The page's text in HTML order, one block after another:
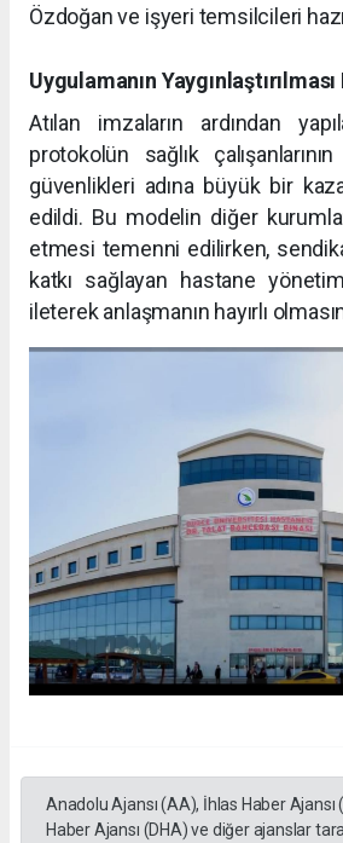
Özdoğan ve işyeri temsilcileri
Uygulamanın
Atılan imzaların ardından
protokolün sağlık
güvenlikleri adına büyük bir
edildi. Bu modelin diğer
etmesi temenni edilirken,
katkı sağlayan hastane
ileterek anlaşmanın hayırlı
Anadolu Ajansı (AA), İhlas Haber Ajansı
Haber Ajansı (DHA) ve diğer ajanslar